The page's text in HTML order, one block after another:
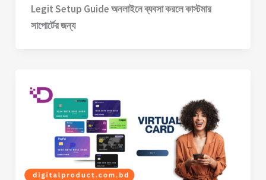
Legit Setup Guide অনলাইনে ব্যবসা করলে কাস্টমার
সাপোর্টের জন্য